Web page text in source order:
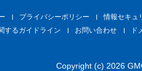
プライバシーポリシー 情報セキュ
するガイドライン
お問い合わせ ド
Copyright (c) 2026